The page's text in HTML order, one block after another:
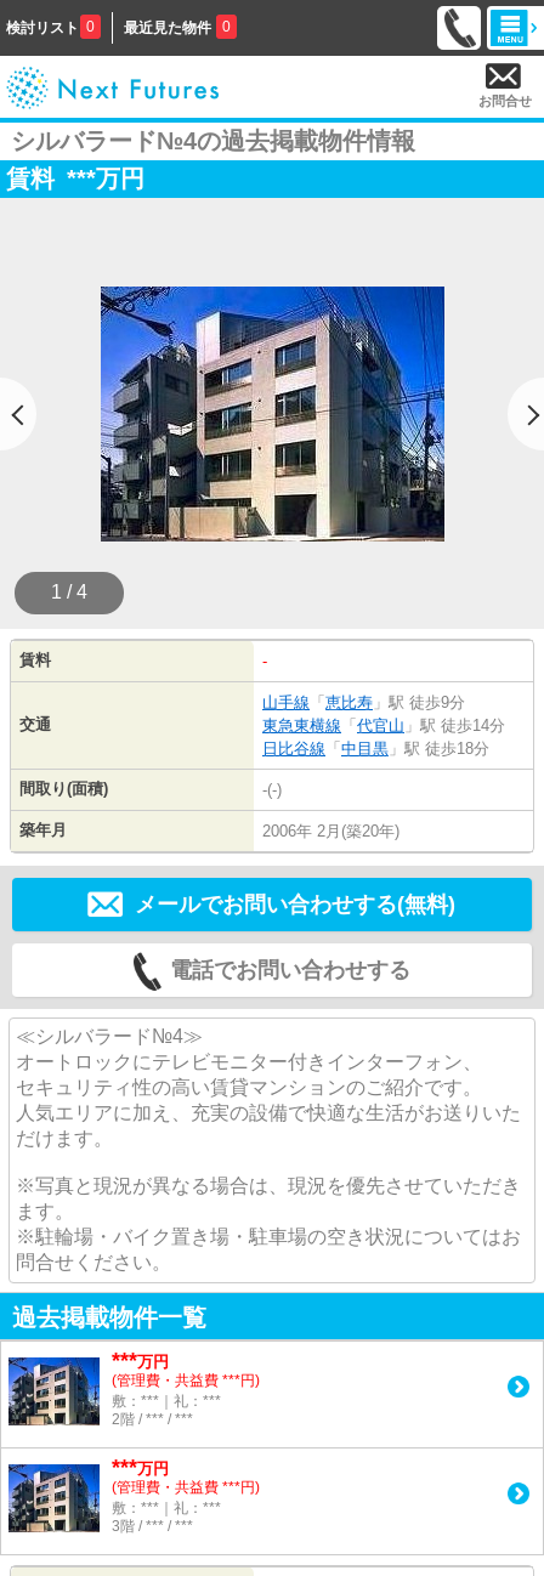
検討リスト 0 最近見た物件 0
お問合せ
シルバラード№4の過去掲載物件情報
賃料 ***万円
1 / 4
賃料 -
交通
山手線 「 恵比寿 」駅 徒歩9分
東急東横線 「 代官山 」駅 徒歩14分
日比谷線 「 中目黒 」駅 徒歩18分
間取り(面積) -(-)
築年月 2006年 2月(築20年)
メールでお問い合わせする(無料)
電話でお問い合わせする
≪シルバラード№4≫
オートロックにテレビモニター付きインターフォン、
セキュリティ性の高い賃貸マンションのご紹介です。
人気エリアに加え、充実の設備で快適な生活がお送りいた
だけます。
※写真と現況が異なる場合は、現況を優先させていただき
ます。
※駐輪場・バイク置き場・駐車場の空き状況についてはお
問合せください。
過去掲載物件一覧
***万円
(管理費・共益費 ***円)
敷：***｜礼：***
2階 / *** / ***
***万円
(管理費・共益費 ***円)
敷：***｜礼：***
3階 / *** / ***